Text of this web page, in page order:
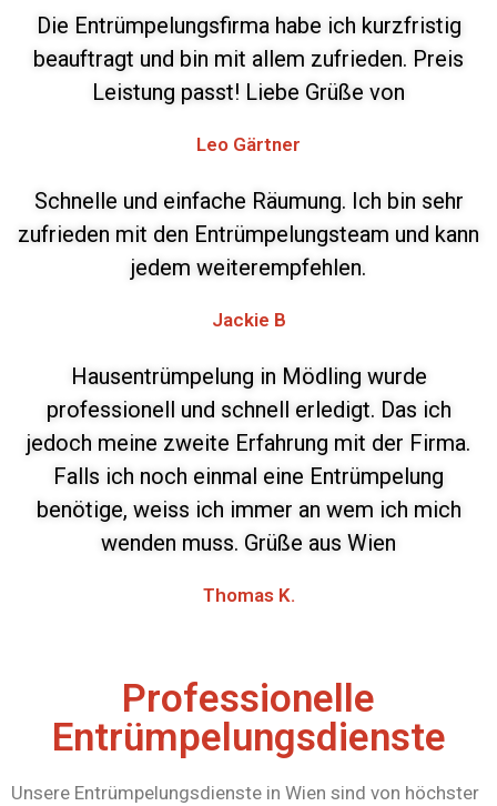
Die Entrümpelungsfirma habe ich kurzfristig
beauftragt und bin mit allem zufrieden. Preis
Leistung passt! Liebe Grüße von
Leo Gärtner
Schnelle und einfache Räumung. Ich bin sehr
zufrieden mit den Entrümpelungsteam und kann
jedem weiterempfehlen.
Jackie B
Hausentrümpelung in Mödling wurde
professionell und schnell erledigt. Das ich
jedoch meine zweite Erfahrung mit der Firma.
Falls ich noch einmal eine Entrümpelung
benötige, weiss ich immer an wem ich mich
wenden muss. Grüße aus Wien
Thomas K.
Professionelle
Entrümpelungsdienste
Unsere Entrümpelungsdienste in Wien sind von höchster